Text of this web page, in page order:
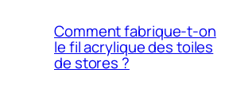
Comment fabrique-t-on
le fil acrylique des toiles
de stores ?